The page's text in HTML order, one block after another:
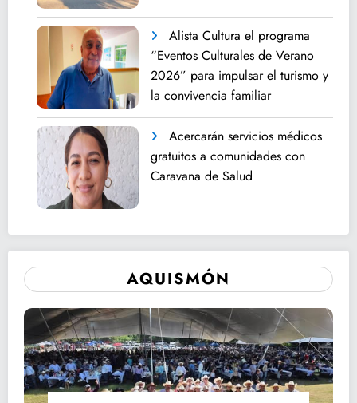
Alista Cultura el programa
“Eventos Culturales de Verano
2026” para impulsar el turismo y
la convivencia familiar
Acercarán servicios médicos
gratuitos a comunidades con
Caravana de Salud
AQUISMÓN